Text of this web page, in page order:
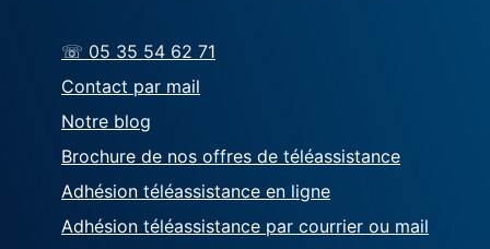
☏ 05 35 54 62 71
Contact par mail
Notre blog
Brochure de nos offres de téléassistance
Adhésion téléassistance en ligne
Adhésion téléassistance par courrier ou mail